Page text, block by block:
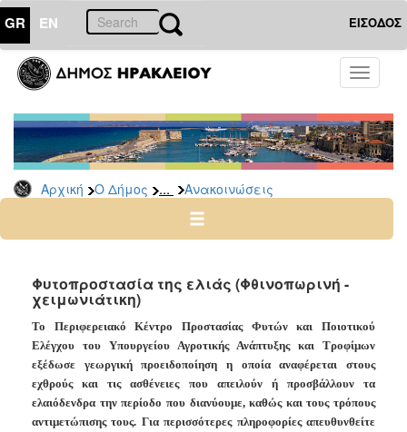
GR EN ΕΙΣΟΔΟΣ
Toggle
Αρχική Ο Δήμος ... Ανακοινώσεις
ΔΗΜΟΣ
Υπηρεσίες
&
Φορείς
Δημοτικές
Υπηρεσίες
Ηλεκτρονική
Διακυβέρνηση
Σχολικές
Επιτροπές
Αγροτική
Ανάπτυξη
Ανακοινώσεις
Φυτοπροστασία της ελιάς (Φθινοπωρινή -
χειμωνιάτικη)
Το Περιφερειακό Κέντρο Προστασίας Φυτών και Ποιοτικού
Ελέγχου του Υπουργείου Αγροτικής Ανάπτυξης και Τροφίμων
εξέδωσε γεωργική προειδοποίηση η οποία αναφέρεται στους
εχθρούς και τις ασθένειες που απειλούν ή προσβάλλουν τα
ελαιόδενδρα την περίοδο που διανύουμε, καθώς και τους τρόπους
αντιμετώπισης τους. Για περισσότερες πληροφορίες απευθυνθείτε